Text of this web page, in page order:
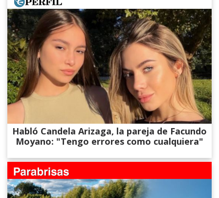
Habló Candela Arizaga, la pareja de Facundo
Moyano: "Tengo errores como cualquiera"